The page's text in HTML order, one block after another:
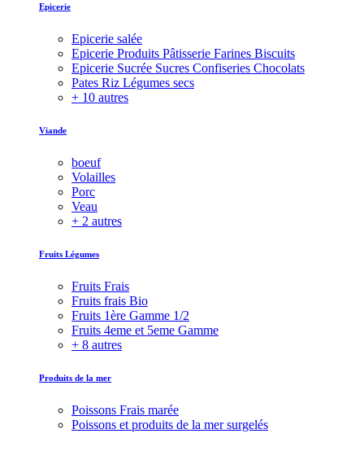
Epicerie
Epicerie salée
Epicerie Produits Pâtisserie Farines Biscuits
Epicerie Sucrée Sucres Confiseries Chocolats
Pates Riz Légumes secs
+ 10 autres
Viande
boeuf
Volailles
Porc
Veau
+ 2 autres
Fruits Légumes
Fruits Frais
Fruits frais Bio
Fruits 1ère Gamme 1/2
Fruits 4eme et 5eme Gamme
+ 8 autres
Produits de la mer
Poissons Frais marée
Poissons et produits de la mer surgelés